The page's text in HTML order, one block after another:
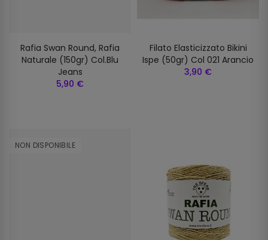
Rafia Swan Round, Rafia
Naturale (150gr) Col.blu
Jeans
5,90 €
Filato Elasticizzato Bikini
Ispe (50gr) Col 021 Arancio
3,90 €
NON DISPONIBILE